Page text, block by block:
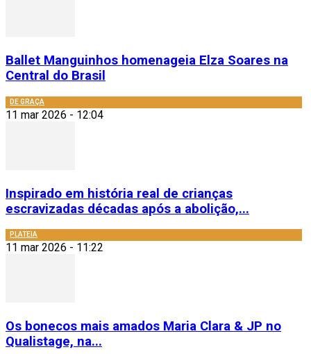
Ballet Manguinhos homenageia Elza Soares na
Central do Brasil
DE GRAÇA
11 mar 2026 - 12:04
Inspirado em história real de crianças
escravizadas décadas após a abolição,...
PLATEIA
11 mar 2026 - 11:22
Os bonecos mais amados Maria Clara & JP no
Qualistage, na...